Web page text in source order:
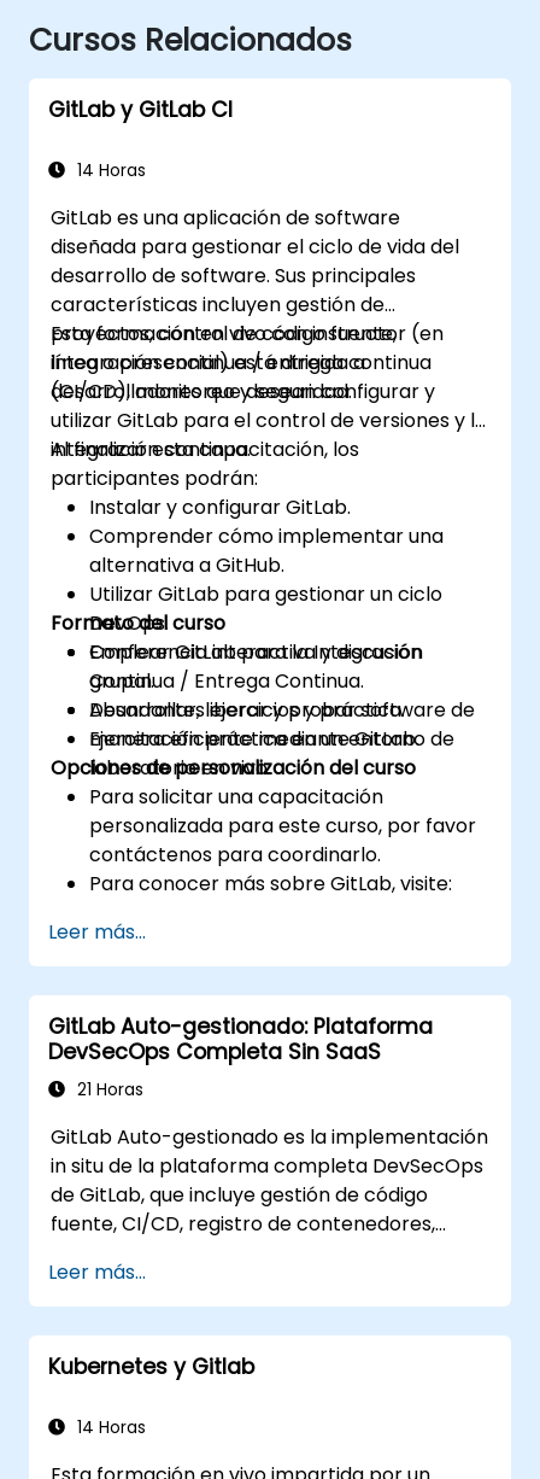
Cursos Relacionados
GitLab y GitLab CI
14 Horas
GitLab es una aplicación de software
diseñada para gestionar el ciclo de vida del
desarrollo de software. Sus principales
características incluyen gestión de
proyectos, control de código fuente,
integración continua / entrega continua
(CI/CD), monitoreo y seguridad.
Esta formación en vivo con instructor (en
línea o presencial) está dirigida a
desarrolladores que desean configurar y
utilizar GitLab para el control de versiones y la
integración continua.
Al finalizar esta capacitación, los
participantes podrán:
Instalar y configurar GitLab.
Comprender cómo implementar una
alternativa a GitHub.
Utilizar GitLab para gestionar un ciclo
DevOps.
Emplear GitLab para la Integración
Continua / Entrega Continua.
Desarrollar, liberar y probar software de
manera eficiente mediante GitLab.
Formato del curso
Conferencia interactiva y discusión
grupal.
Abundantes ejercicios y práctica.
Ejercitación práctica en un entorno de
laboratorio en vivo.
Opciones de personalización del curso
Para solicitar una capacitación
personalizada para este curso, por favor
contáctenos para coordinarlo.
Para conocer más sobre GitLab, visite:
Leer más...
GitLab Auto-gestionado: Plataforma
DevSecOps Completa Sin SaaS
21 Horas
GitLab Auto-gestionado es la implementación
in situ de la plataforma completa DevSecOps
de GitLab, que incluye gestión de código
fuente, CI/CD, registro de contenedores,
estándar de oro para las organizaciones que
desean contar con todas las funciones de
GitLab sin depender de un servicio SaaS ni
permitir que sus datos salgan de su red.
Leer más...
Kubernetes y Gitlab
14 Horas